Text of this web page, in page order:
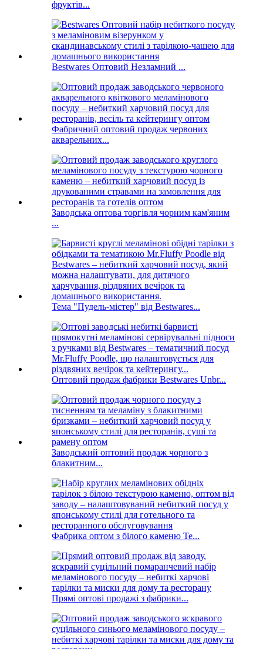
фруктів...
Bestwares Оптовий Незламний ...
Фабричний оптовий продаж червоних
акварельних...
Заводська оптова торгівля чорним кам'яним
...
Тема "Пудель-містер" від Bestwares...
Оптовий продаж фабрики Bestwares Unbr...
Заводський оптовий продаж чорного з
блакитним...
Фабрика оптом з білого каменю Te...
Прямі оптові продажі з фабрики...